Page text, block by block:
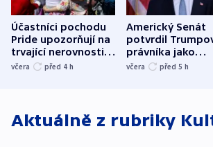
Účastníci pochodu
Pride upozorňují na
trvající nerovnosti i
společenskou
včera před 4 h
Americký Senát
potvrdil
právníka jako
ministra
včera před 5 h
Aktuálně z rubriky